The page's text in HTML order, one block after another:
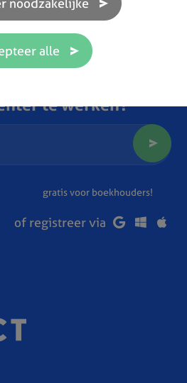
te werken?
gratis voor boekhouders!
of registreer via